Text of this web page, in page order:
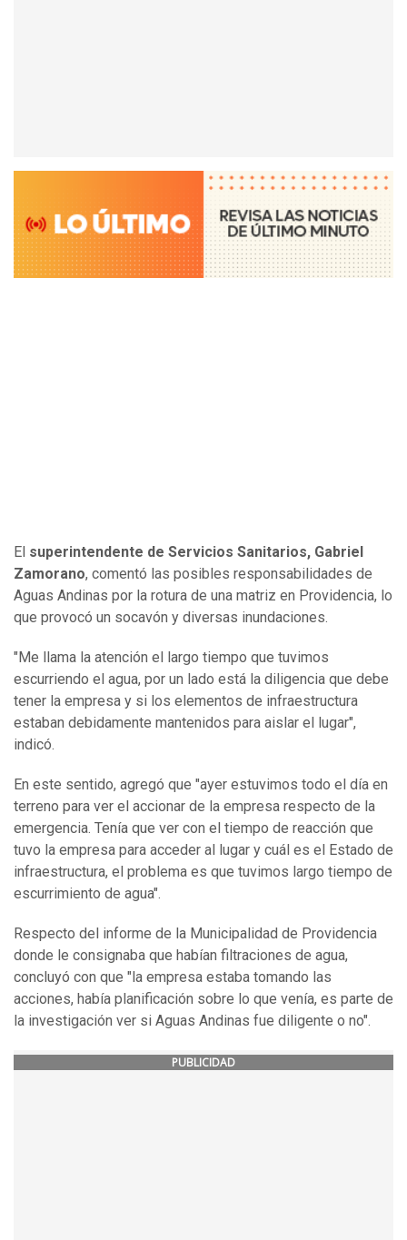
El superintendente de Servicios Sanitarios, Gabriel
Zamorano, comentó las posibles responsabilidades de
Aguas Andinas por la rotura de una matriz en Providencia, lo
que provocó un socavón y diversas inundaciones.
"Me llama la atención el largo tiempo que tuvimos
escurriendo el agua, por un lado está la diligencia que debe
tener la empresa y si los elementos de infraestructura
estaban debidamente mantenidos para aislar el lugar",
indicó.
En este sentido, agregó que "ayer estuvimos todo el día en
terreno para ver el accionar de la empresa respecto de la
emergencia. Tenía que ver con el tiempo de reacción que
tuvo la empresa para acceder al lugar y cuál es el Estado de
infraestructura, el problema es que tuvimos largo tiempo de
escurrimiento de agua".
Respecto del informe de la Municipalidad de Providencia
donde le consignaba que habían filtraciones de agua,
concluyó con que "la empresa estaba tomando las
acciones, había planificación sobre lo que venía, es parte de
la investigación ver si Aguas Andinas fue diligente o no".
PUBLICIDAD